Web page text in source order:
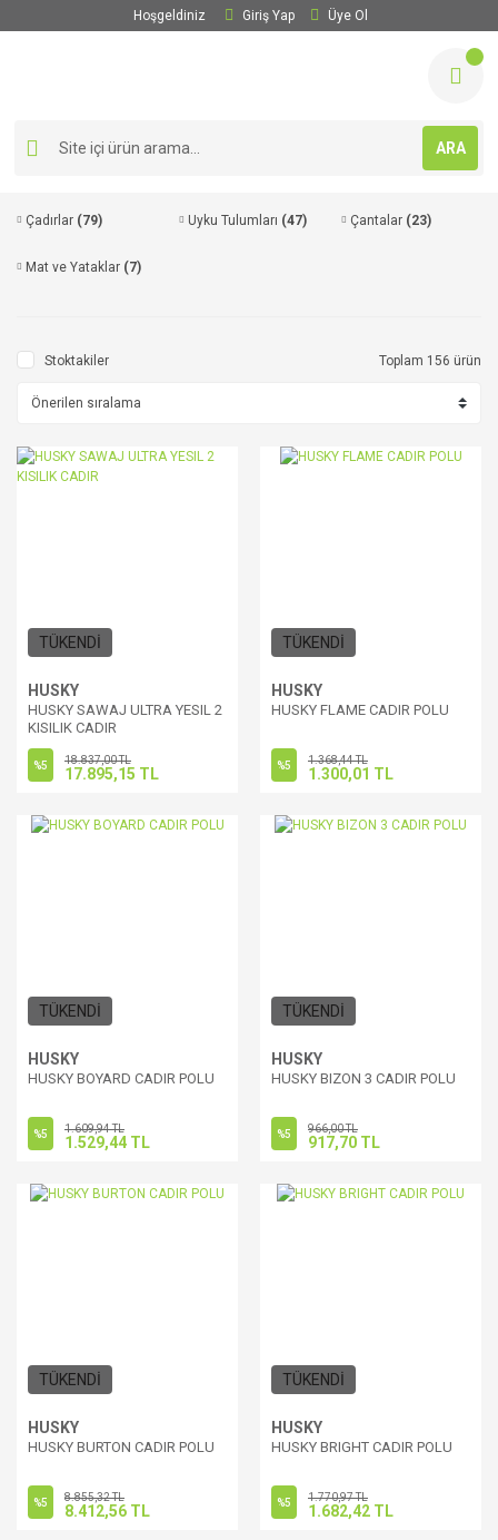
Hoşgeldiniz Giriş Yap Üye Ol
ARA
Çadırlar (79) Uyku Tulumları (47) Çantalar (23)
Mat ve Yataklar (7)
Stoktakiler Toplam 156 ürün
TÜKENDİ
HUSKY
HUSKY SAWAJ ULTRA YESIL 2
KISILIK CADIR
%5 18.837,00 TL
17.895,15 TL
TÜKENDİ
HUSKY
HUSKY FLAME CADIR POLU
%5 1.368,44 TL
1.300,01 TL
TÜKENDİ
HUSKY
HUSKY BOYARD CADIR POLU
%5 1.609,94 TL
1.529,44 TL
TÜKENDİ
HUSKY
HUSKY BIZON 3 CADIR POLU
%5 966,00 TL
917,70 TL
TÜKENDİ
HUSKY
HUSKY BURTON CADIR POLU
%5 8.855,32 TL
8.412,56 TL
TÜKENDİ
HUSKY
HUSKY BRIGHT CADIR POLU
%5 1.770,97 TL
1.682,42 TL